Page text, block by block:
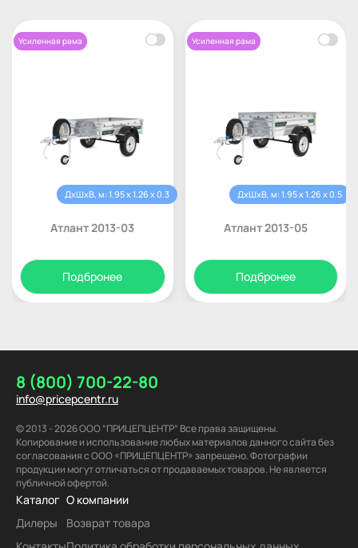
Усиленная рама
ДхШхВ, м: 1.95 x 1.26 x 0.3
Атлант 2013-03
Подбронее
Усиленная рама
ДхШхВ, м: 1.95 x 1.26 x 0.5
Атлант 2013-05
Подбронее
8 (800) 700-22-80
info@pricepcentr.ru
© 2013 - 2026 ООО “ПРИЦЕПЦЕНТР” Все права защищены.
Копирование и использование любых материалов данного сайта без
согласования с ООО «ПРИЦЕПЦЕНТР» запрещено. Фотографии
продукции могут отличаться от продаваемых товаров. Не является
публичной офертой.
Каталог
Дилеры
О компании
Возврат товара